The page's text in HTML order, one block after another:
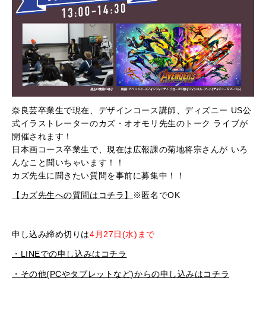
奈良芸卒業生で現在、デザインコース講師、ディズニー US公
式イラストレーターのカズ・オオモリ先生のトーク ライブが
開催されます！
日本画コース卒業生で、現在は広報課の菊地将宗さんが いろ
んなこと聞いちゃいます！！
カズ先生に聞きたい質問を事前に募集中！！
【カズ先生への質問はコチラ】 ※匿名でOK
申し込み締め切りは4月27日(水)まで
・LINEでの申し込みはコチラ
・その他(PCやタブレットなど)からの申し込みはコチラ